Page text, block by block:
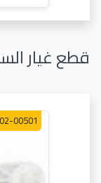
قطع غيار
00501